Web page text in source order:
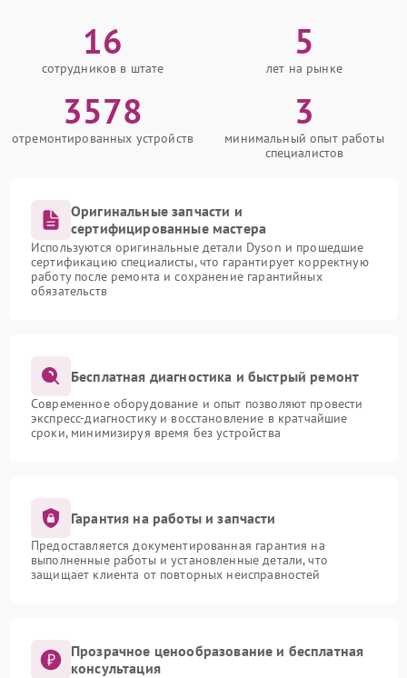
16
сотрудников в штате
5
лет на рынке
3578
отремонтированных устройств
3
минимальный опыт работы
специалистов
Оригинальные запчасти и
сертифицированные мастера
Используются оригинальные детали Dyson и прошедшие
сертификацию специалисты, что гарантирует корректную
работу после ремонта и сохранение гарантийных
обязательств
Бесплатная диагностика и быстрый ремонт
Современное оборудование и опыт позволяют провести
экспресс-диагностику и восстановление в кратчайшие
сроки, минимизируя время без устройства
Гарантия на работы и запчасти
Предоставляется документированная гарантия на
выполненные работы и установленные детали, что
защищает клиента от повторных неисправностей
Прозрачное ценообразование и бесплатная
консультация